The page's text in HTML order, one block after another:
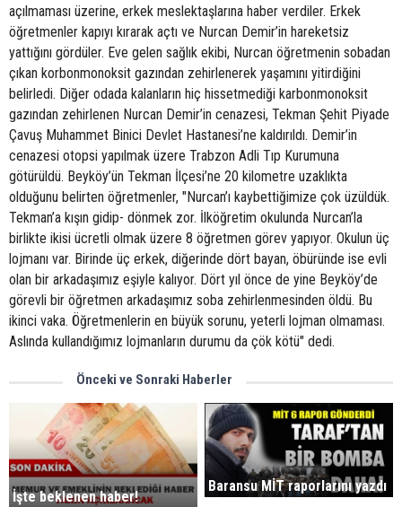
açılmaması üzerine, erkek meslektaşlarına haber verdiler. Erkek
öğretmenler kapıyı kırarak açtı ve Nurcan Demir’in hareketsiz
yattığını gördüler. Eve gelen sağlık ekibi, Nurcan öğretmenin sobadan
çıkan korbonmonoksit gazından zehirlenerek yaşamını yitirdiğini
belirledi. Diğer odada kalanların hiç hissetmediği karbonmonoksit
gazından zehirlenen Nurcan Demir’in cenazesi, Tekman Şehit Piyade
Çavuş Muhammet Binici Devlet Hastanesi’ne kaldırıldı. Demir’in
cenazesi otopsi yapılmak üzere Trabzon Adli Tıp Kurumuna
götürüldü. Beyköy’ün Tekman İlçesi’ne 20 kilometre uzaklıkta
olduğunu belirten öğretmenler, "Nurcan’ı kaybettiğimize çok üzüldük.
Tekman’a kışın gidip- dönmek zor. İlköğretim okulunda Nurcan’la
birlikte ikisi ücretli olmak üzere 8 öğretmen görev yapıyor. Okulun üç
lojmanı var. Birinde üç erkek, diğerinde dört bayan, öbüründe ise evli
olan bir arkadaşımız eşiyle kalıyor. Dört yıl önce de yine Beyköy’de
görevli bir öğretmen arkadaşımız soba zehirlenmesinden öldü. Bu
ikinci vaka. Öğretmenlerin en büyük sorunu, yeterli lojman olmaması.
Aslında kullandığımız lojmanların durumu da çök kötü" dedi.
Önceki ve Sonraki Haberler
İşte beklenen haber!
Baransu MİT raporlarını yazdı